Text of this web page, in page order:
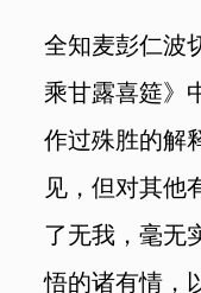
全知麦彭仁波
乘甘露喜筵》
作过殊胜的解
见，但对其他
了无我，毫无
悟的诸有情，